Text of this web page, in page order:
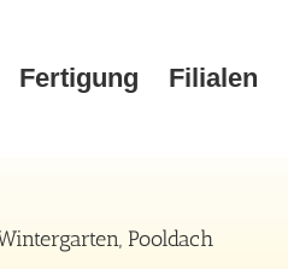
Fertigung Filialen
Pooldach